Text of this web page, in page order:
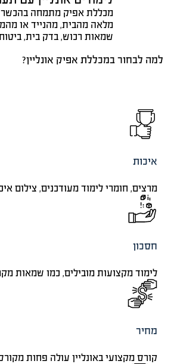
מכללת אפיק מתמחה בהכשרת
מלאה מהבית, מהנייד או
שמאות רכוש, בדק בית,
למה לבחור במכללת אפיק אונליין?
איכות
מרצים, חומרי לימוד מעודכנים, צילום
חסכון
לימוד מקצועות מובילים, כמו שמאות
מחיר
קורס מקצועי באונליין עולה פחות מקורס בכיתה. החסכון